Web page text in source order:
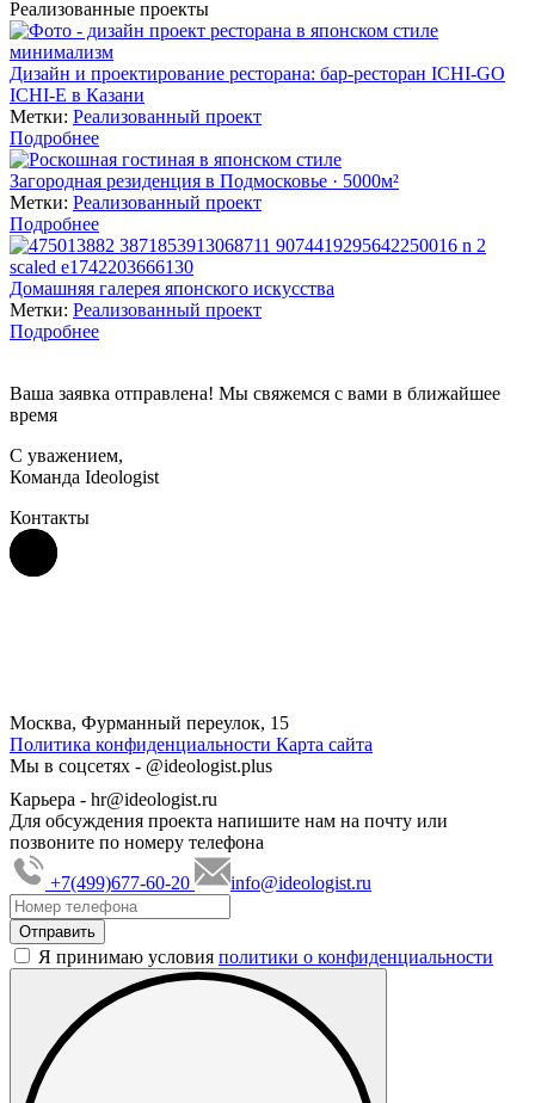
Реализованные проекты
Дизайн и проектирование ресторана: бар-ресторан ICHI-GO
ICHI-E в Казани
Метки: Реализованный проект
Подробнее
Загородная резиденция в Подмосковье · 5000м²
Метки: Реализованный проект
Подробнее
Домашняя галерея японского искусства
Метки: Реализованный проект
Подробнее
Ваша заявка отправлена! Мы свяжемся с вами в ближайшее
время
С уважением,
Команда Ideologist
Контакты
Москва, Фурманный переулок, 15
Политика конфиденциальности Карта сайта
Мы в соцсетях - @ideologist.plus
Карьера - hr@ideologist.ru
Для обсуждения проекта напишите нам на почту или
позвоните по номеру телефона
+7(499)677-60-20
info@ideologist.ru
Я принимаю условия политики о конфиденциальности